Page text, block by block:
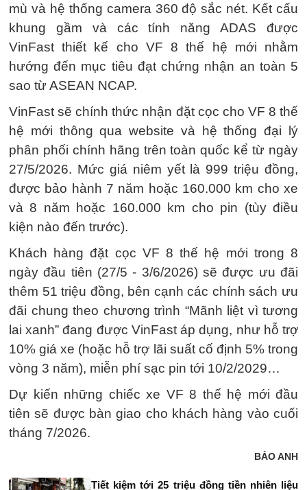
mù và hệ thống camera 360 độ sắc nét. Kết cấu
khung gầm và các tính năng ADAS được
VinFast thiết kế cho VF 8 thế hệ mới nhằm
hướng đến mục tiêu đạt chứng nhận an toàn 5
sao từ ASEAN NCAP.
VinFast sẽ chính thức nhận đặt cọc cho VF 8 thế
hệ mới thông qua website và hệ thống đại lý
phân phối chính hãng trên toàn quốc kể từ ngày
27/5/2026. Mức giá niêm yết là 999 triệu đồng,
được bảo hành 7 năm hoặc 160.000 km cho xe
và 8 năm hoặc 160.000 km cho pin (tùy điều
kiện nào đến trước).
Khách hàng đặt cọc VF 8 thế hệ mới trong 8
ngày đầu tiên (27/5 - 3/6/2026) sẽ được ưu đãi
thêm 51 triệu đồng, bên cạnh các chính sách ưu
đãi chung theo chương trình “Mãnh liệt vì tương
lai xanh” đang được VinFast áp dụng, như hỗ trợ
10% giá xe (hoặc hỗ trợ lãi suất cố định 5% trong
vòng 3 năm), miễn phí sạc pin tới 10/2/2029…
Dự kiến những chiếc xe VF 8 thế hệ mới đầu
tiên sẽ được bàn giao cho khách hàng vào cuối
tháng 7/2026.
BẢO ANH
Tiết kiệm tới 25 triệu đồng tiền nhiên liệu